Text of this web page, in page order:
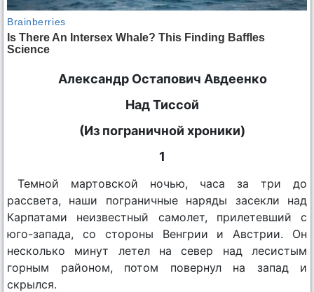
Александр Остапович Авдеенко
Над Тиссой
(Из пограничной хроники)
1
Темной мартовской ночью, часа за три до
рассвета, наши пограничные наряды засекли над
Карпатами неизвестный самолет, прилетевший с
юго-запада, со стороны Венгрии и Австрии. Он
несколько минут летел на север над лесистым
горным районом, потом повернул на запад и
скрылся.